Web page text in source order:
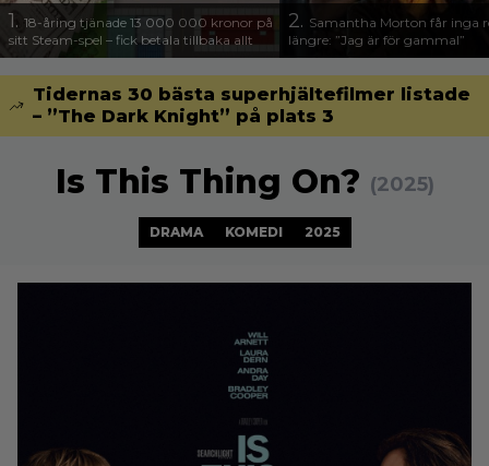
1. 18-åring tjänade 13 000 000 kronor på
sitt Steam-spel – fick betala tillbaka allt
2. Samantha Morton får inga
längre: ”Jag är för gammal”
Tidernas 30 bästa superhjältefilmer listade
– ”The Dark Knight” på plats 3
Is This Thing On? (2025)
DRAMA KOMEDI 2025